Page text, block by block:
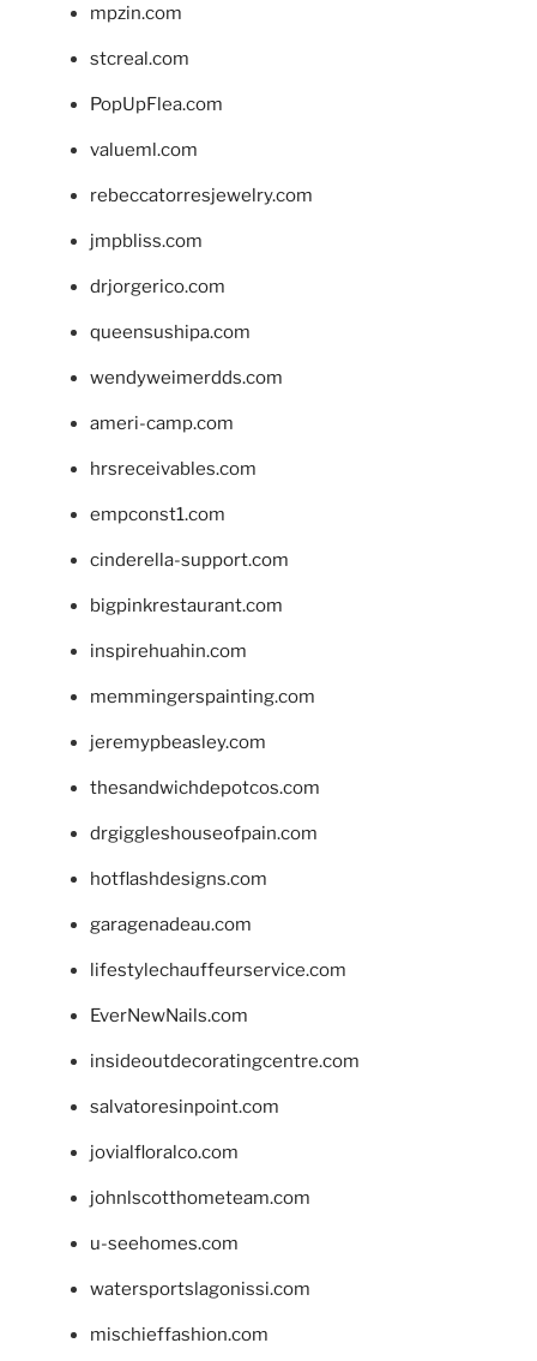
mpzin.com
stcreal.com
PopUpFlea.com
valueml.com
rebeccatorresjewelry.com
jmpbliss.com
drjorgerico.com
queensushipa.com
wendyweimerdds.com
ameri-camp.com
hrsreceivables.com
empconst1.com
cinderella-support.com
bigpinkrestaurant.com
inspirehuahin.com
memmingerspainting.com
jeremypbeasley.com
thesandwichdepotcos.com
drgiggleshouseofpain.com
hotflashdesigns.com
garagenadeau.com
lifestylechauffeurservice.com
EverNewNails.com
insideoutdecoratingcentre.com
salvatoresinpoint.com
jovialfloralco.com
johnlscotthometeam.com
u-seehomes.com
watersportslagonissi.com
mischieffashion.com